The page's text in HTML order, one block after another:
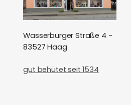
Wasserburger Straße 4 -
83527 Haag
gut behütet seit 1534